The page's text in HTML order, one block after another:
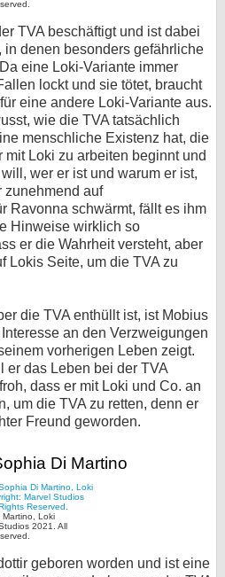
TVA beschäftigt und ist dabei
denen besonders gefährliche
eine Loki-Variante immer
lockt und sie tötet, braucht
eine andere Loki-Variante aus.
wie die TVA tatsächlich
menschliche Existenz hat, die
Loki zu arbeiten beginnt und
wer er ist und warum er ist,
zunehmend auf
Ravonna schwärmt, fällt es ihm
Hinweise wirklich so
er die Wahrheit versteht, aber
Lokis Seite, um die TVA zu
die TVA enthüllt ist, ist Mobius
an den Verzweigungen
vorherigen Leben zeigt.
er das Leben bei der TVA
dass er mit Loki und Co. an
um die TVA zu retten, denn er
Freund geworden.
Di Martino
Martino, Loki
2021. All
geboren worden und ist eine